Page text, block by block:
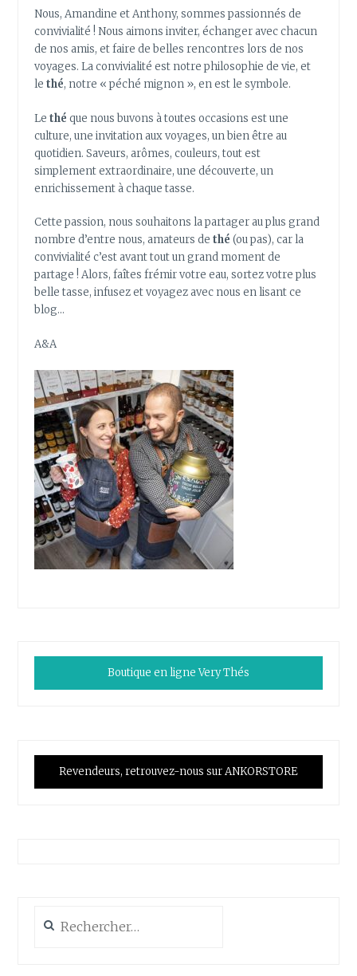
Nous, Amandine et Anthony, sommes passionnés de
convivialité ! Nous aimons inviter, échanger avec chacun
de nos amis, et faire de belles rencontres lors de nos
voyages. La convivialité est notre philosophie de vie, et
lethé, notre « péché mignon », en est le symbole.
Lethé que nous buvons à toutes occasions est une
culture, une invitation aux voyages, un bien être au
quotidien. Saveurs, arômes, couleurs, tout est
simplement extraordinaire, une découverte, un
enrichissement à chaque tasse.
Cette passion, nous souhaitons la partager au plus grand
nombre d’entre nous, amateurs de thé (ou pas), car la
convivialité c’est avant tout un grand moment de
partage ! Alors, faîtes frémir votre eau, sortez votre plus
belle tasse, infusez et voyagez avec nous en lisant ce
blog…
A&A
Boutique en ligne Very Thés
Revendeurs, retrouvez-nous sur ANKORSTORE